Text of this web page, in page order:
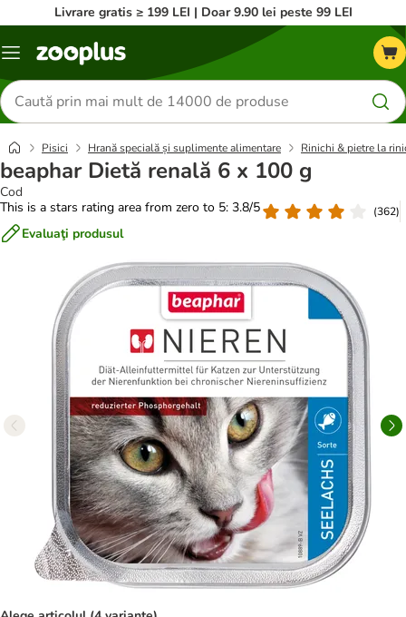
Livrare gratis ≥ 199 LEI | Doar 9.90 lei peste 99 LEI
Categorii
Căutare
produse
Pisici Hrană specială și suplimente alimentare Rinichi & pietre la
beaphar Dietă renală 6 x 100 g
Cod
This is a stars rating area from zero to 5: 3.8/5
(362)
Evaluaţi produsul